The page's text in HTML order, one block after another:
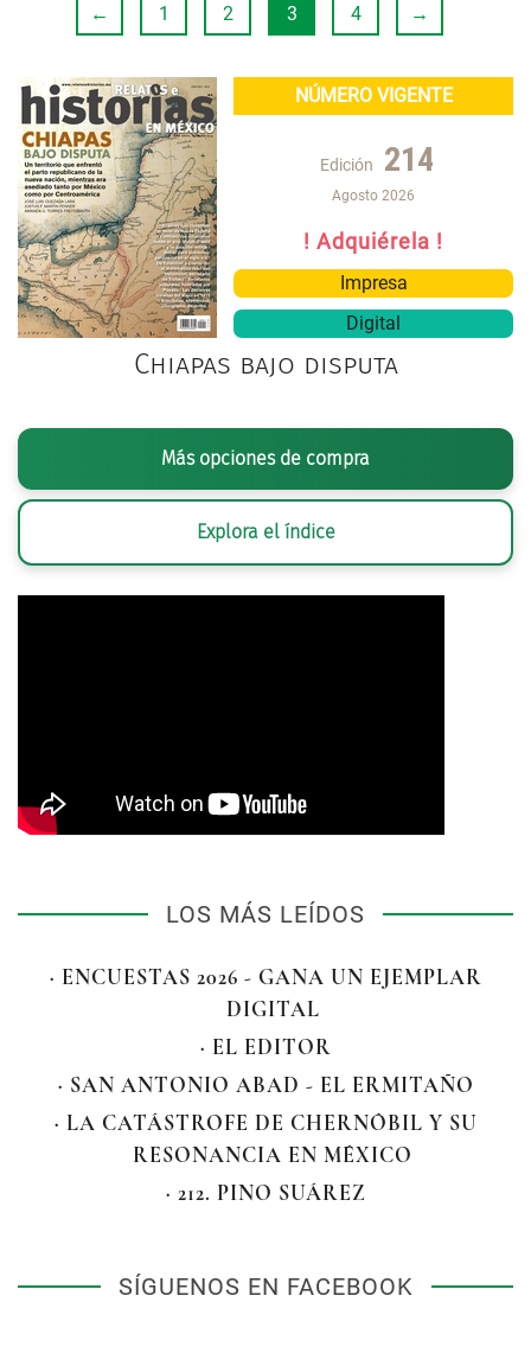
← 1 2 3 4 →
NÚMERO VIGENTE
Edición 214
Agosto 2026
! Adquiérela !
Impresa
Digital
Chiapas bajo disputa
Más opciones de compra
Explora el índice
LOS MÁS LEÍDOS
· ENCUESTAS 2026 - GANA UN EJEMPLAR
DIGITAL
· EL EDITOR
· SAN ANTONIO ABAD - EL ERMITAÑO
· LA CATÁSTROFE DE CHERNÓBIL Y SU
RESONANCIA EN MÉXICO
· 212. PINO SUÁREZ
SÍGUENOS EN FACEBOOK